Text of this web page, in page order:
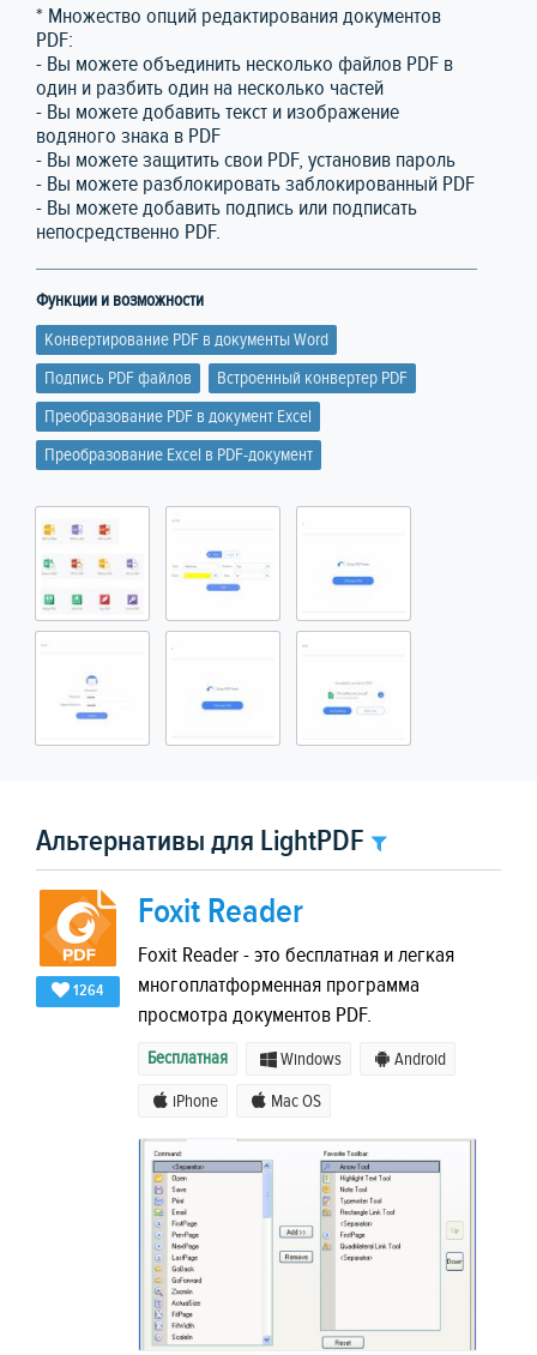
* Множество опций редактирования документов
PDF:
- Вы можете объединить несколько файлов PDF в
один и разбить один на несколько частей
- Вы можете добавить текст и изображение
водяного знака в PDF
- Вы можете защитить свои PDF, установив пароль
- Вы можете разблокировать заблокированный PDF
- Вы можете добавить подпись или подписать
непосредственно PDF.
Функции и возможности
Конвертирование PDF в документы Word
Подпись PDF файлов
Встроенный конвертер PDF
Преобразование PDF в документ Excel
Преобразование Excel в PDF-документ
Альтернативы для LightPDF
1264
Foxit Reader
Foxit Reader - это бесплатная и легкая
многоплатформенная программа
просмотра документов PDF.
Бесплатная Windows Android
iPhone Mac OS